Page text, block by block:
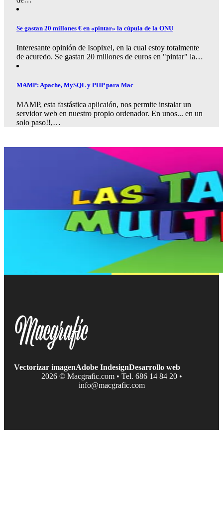
Se gastan 20 millones € en «pintar» la cúpula de la ONU
Interesante opinión de Isopixel, en la cual estoy totalmente
de acuredo. Se gastan 20 millones de euros en "pintar" la…
MAMP: Apache, MySQL y PHP para Mac
MAMP, esta fastástica aplicaión, nos permite instalar un
servidor web en nuestro propio ordenador. En unos... en un
solo paso!!,…
Vectorizar imagenAdobe IndesignDesarrollo web
2026 © Macgrafic.com • Tel. 686 14 84 20 •
info@macgrafic.com